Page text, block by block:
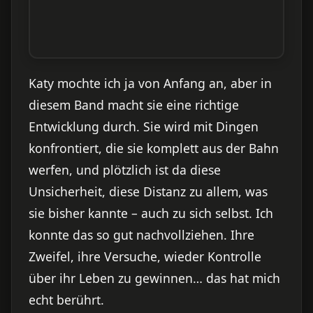
Katy mochte ich ja von Anfang an, aber in
diesem Band macht sie eine richtige
Entwicklung durch. Sie wird mit Dingen
konfrontiert, die sie komplett aus der Bahn
werfen, und plötzlich ist da diese
Unsicherheit, diese Distanz zu allem, was
sie bisher kannte – auch zu sich selbst. Ich
konnte das so gut nachvollziehen. Ihre
Zweifel, ihre Versuche, wieder Kontrolle
über ihr Leben zu gewinnen… das hat mich
echt berührt.